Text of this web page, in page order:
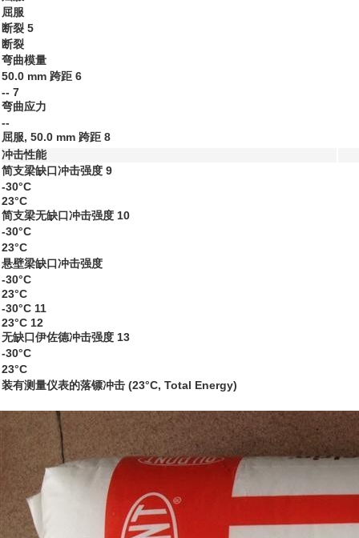
屈服
断裂 5
断裂
弯曲模量
50.0 mm 跨距 6
-- 7
弯曲应力
--
屈服, 50.0 mm 跨距 8
冲击性能
简支梁缺口冲击强度 9
-30°C
23°C
简支梁无缺口冲击强度 10
-30°C
23°C
悬壁梁缺口冲击强度
-30°C
23°C
-30°C 11
23°C 12
无缺口伊佐德冲击强度 13
-30°C
23°C
装有测量仪表的落镖冲击 (23°C, Total Energy)